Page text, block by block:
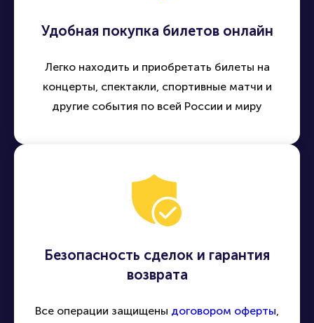
Удобная покупка билетов онлайн
Легко находить и приобретать билеты на
концерты, спектакли, спортивные матчи и
другие события по всей России и миру
Безопасность сделок и гарантия
возврата
Все операции защищены договором оферты,